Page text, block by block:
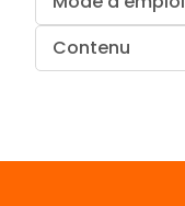
Contenu